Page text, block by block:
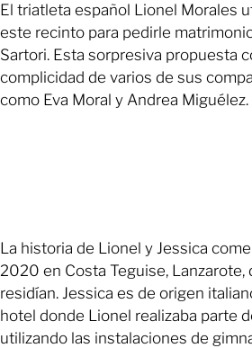
El triatleta español Lionel Morales
este recinto para pedirle
Sartori. Esta sorpresiva propuesta
complicidad de varios de sus
como Eva Moral y Andrea Miguélez.
La historia de Lionel y Jessica
2020 en Costa Teguise, Lanzarote,
residían. Jessica es de origen
hotel donde Lionel realizaba parte
utilizando las instalaciones de